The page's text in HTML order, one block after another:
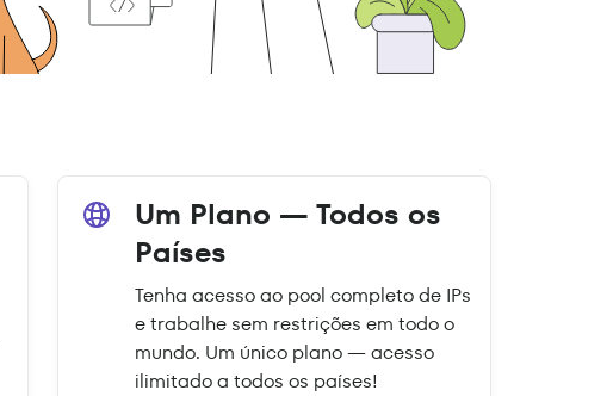
Um Plano — Todos os
Países
Tenha acesso ao pool completo de IPs
e trabalhe sem restrições em todo o
mundo. Um único plano — acesso
ilimitado a todos os países!